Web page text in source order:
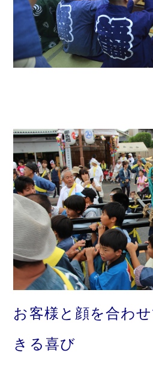
お客様と顔を合わ
きる喜び